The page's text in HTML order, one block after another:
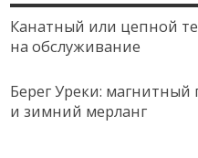
Канатный или цепной
на обслуживание
Берег Уреки: магнитный
и зимний мерланг